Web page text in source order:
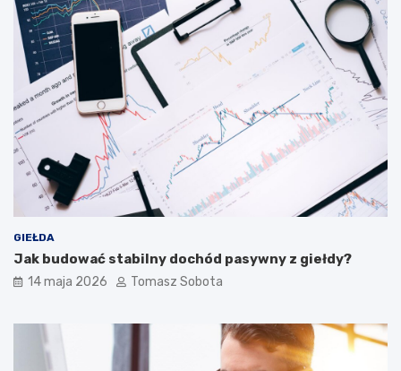
GIEŁDA
Jak budować stabilny dochód pasywny z giełdy?
14 maja 2026 Tomasz Sobota